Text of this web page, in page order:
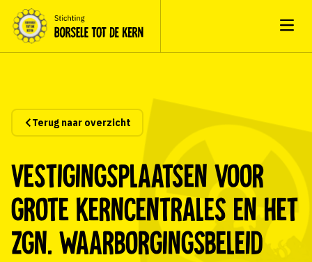
Terug naar overzicht
Vestigingsplaatsen voor
grote kerncentrales en het
zgn. waarborgingsbeleid